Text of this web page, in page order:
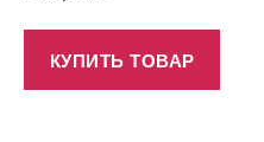
КУПИТЬ ТОВАР